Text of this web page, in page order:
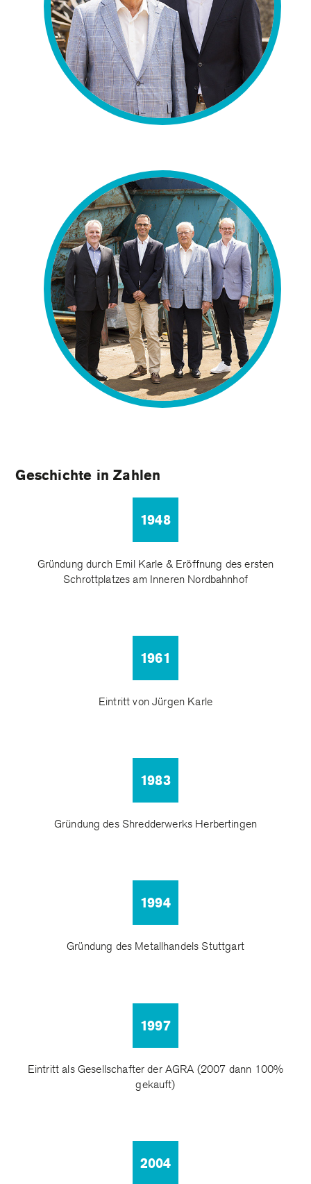
Geschichte in Zahlen
1948
Gründung durch Emil Karle & Eröffnung des ersten
Schrottplatzes am Inneren Nordbahnhof
1961
Eintritt von Jürgen Karle
1983
Gründung des Shredderwerks Herbertingen
1994
Gründung des Metallhandels Stuttgart
1997
Eintritt als Gesellschafter der AGRA (2007 dann 100%
gekauft)
2004